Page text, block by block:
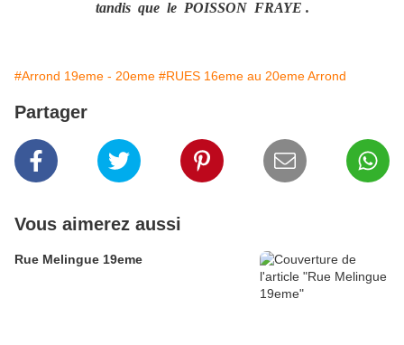
tandis que le POISSON FRAYE .
#Arrond 19eme - 20eme #RUES 16eme au 20eme Arrond
Partager
Vous aimerez aussi
Rue Melingue 19eme